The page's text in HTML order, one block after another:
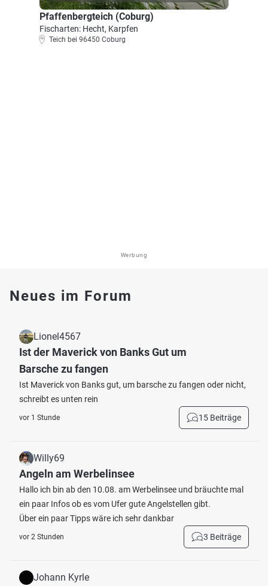
Pfaffenbergteich (Coburg)
Fischarten: Hecht, Karpfen
Teich bei 96450 Coburg
Werbung
Neues im Forum
Lionel4567
Ist der Maverick von Banks Gut um
Barsche zu fangen
Ist Maverick von Banks gut, um barsche zu fangen oder nicht,
schreibt es unten rein
vor 1 Stunde 15 Beiträge
Willy69
Angeln am Werbelinsee
Hallo ich bin ab den 10.08. am Werbelinsee und bräuchte mal
ein paar Infos ob es vom Ufer gute Angelstellen gibt.
Über ein paar Tipps wäre ich sehr dankbar
vor 2 Stunden 3 Beiträge
Johann Kyrle